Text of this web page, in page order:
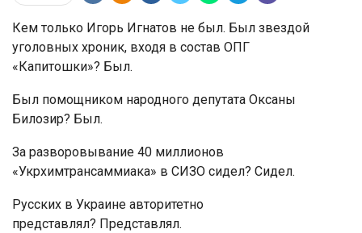
Кем только Игорь Игнатов не был. Был звездой
уголовных хроник, входя в состав ОПГ
«Капитошки»? Был.
Был помощником народного депутата Оксаны
Билозир? Был.
За разворовывание 40 миллионов
«Укрхимтрансаммиака» в СИЗО сидел? Сидел.
Русских в Украине авторитетно
представлял? Представлял.